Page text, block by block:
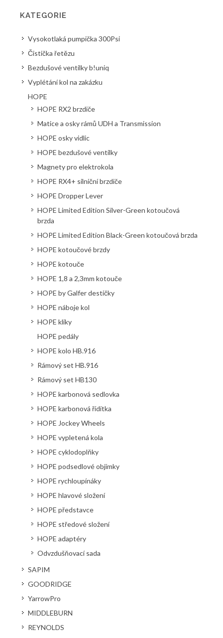
KATEGORIE
Vysokotlaká pumpička 300Psi
Čistička řetězu
Bezdušové ventilky b!uniq
Vyplétání kol na zakázku
HOPE
HOPE RX2 brzdiče
Matice a osky rámů UDH a Transmission
HOPE osky vidlic
HOPE bezdušové ventilky
Magnety pro elektrokola
HOPE RX4+ silniční brzdiče
HOPE Dropper Lever
HOPE Limited Edition Silver-Green kotoučová
brzda
HOPE Limited Edition Black-Green kotoučová brzda
HOPE kotoučové brzdy
HOPE kotouče
HOPE 1,8 a 2,3mm kotouče
HOPE by Galfer destičky
HOPE náboje kol
HOPE kliky
HOPE pedály
HOPE kolo HB.916
Rámový set HB.916
Rámový set HB130
HOPE karbonová sedlovka
HOPE karbonová řídítka
HOPE Jockey Wheels
HOPE vypletená kola
HOPE cyklodoplňky
HOPE podsedlové objímky
HOPE rychloupínáky
HOPE hlavové složení
HOPE představce
HOPE středové složení
HOPE adaptéry
Odvzdušňovací sada
SAPIM
GOODRIDGE
YarrowPro
MIDDLEBURN
REYNOLDS